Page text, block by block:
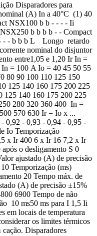
Disparadores para
(A) In a 40°C (1) 40
NSX100 b b - - - - Ii
b b b b - - Compact
- - b b b L Longo retardo
nominal do disjuntor
entre1,05 e 1,20 Ir In =
= 100 A Io = 40 45 50 55
80 90 100 110 125 150
125 140 160 175 200 225
140 160 175 200 225
280 320 360 400 In =
570 630 Ir = Io x ...
- 0,92 - 0,93 - 0,94 - 0,95 -
Io Temporização
x Ir 400 6 x Ir 16 7,2 x Ir
o desligamento S 0
ajustado (A) de precisão
Temporização (ms)
20 Tempo máx. de
(A) de precisão ±15%
6900 Tempo de não
10 ms50 ms para I 1,5 Ii
em locais de temperatura
os limites térmicos
Disparadores